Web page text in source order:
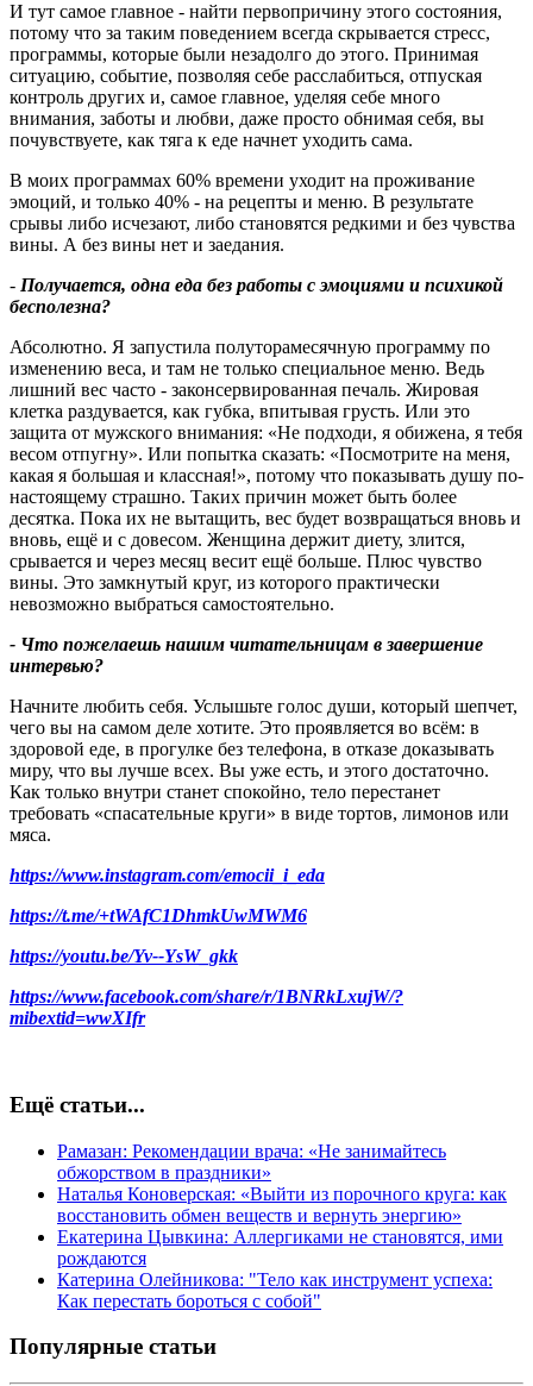
И тут самое главное - найти первопричину этого состояния,
потому что за таким поведением всегда скрывается стресс,
программы, которые были незадолго до этого. Принимая
ситуацию, событие, позволяя себе расслабиться, отпуская
контроль других и, самое главное, уделяя себе много
внимания, заботы и любви, даже просто обнимая себя, вы
почувствуете, как тяга к еде начнет уходить сама.
В моих программах 60% времени уходит на проживание
эмоций, и только 40% - на рецепты и меню. В результате
срывы либо исчезают, либо становятся редкими и без чувства
вины. А без вины нет и заедания.
- Получается, одна еда без работы с эмоциями и психикой
бесполезна?
Абсолютно. Я запустила полуторамесячную программу по
изменению веса, и там не только специальное меню. Ведь
лишний вес часто - законсервированная печаль. Жировая
клетка раздувается, как губка, впитывая грусть. Или это
защита от мужского внимания: «Не подходи, я обижена, я тебя
весом отпугну». Или попытка сказать: «Посмотрите на меня,
какая я большая и классная!», потому что показывать душу по-
настоящему страшно. Таких причин может быть более
десятка. Пока их не вытащить, вес будет возвращаться вновь и
вновь, ещё и с довесом. Женщина держит диету, злится,
срывается и через месяц весит ещё больше. Плюс чувство
вины. Это замкнутый круг, из которого практически
невозможно выбраться самостоятельно.
- Что пожелаешь нашим читательницам в завершение
интервью?
Начните любить себя. Услышьте голос души, который шепчет,
чего вы на самом деле хотите. Это проявляется во всём: в
здоровой еде, в прогулке без телефона, в отказе доказывать
миру, что вы лучше всех. Вы уже есть, и этого достаточно.
Как только внутри станет спокойно, тело перестанет
требовать «спасательные круги» в виде тортов, лимонов или
мяса.
https://www.instagram.com/emocii_i_eda
https://t.me/+tWAfC1DhmkUwMWM6
https://youtu.be/Yv--YsW_gkk
https://www.facebook.com/share/r/1BNRkLxujW/?
mibextid=wwXIfr
Ещё статьи...
Рамазан: Рекомендации врача: «Не занимайтесь
обжорством в праздники»
Наталья Коноверская: «Выйти из порочного круга: как
восстановить обмен веществ и вернуть энергию»
Екатерина Цывкина: Аллергиками не становятся, ими
рождаются
Катерина Олейникова: "Тело как инструмент успеха:
Как перестать бороться с собой"
Популярные статьи